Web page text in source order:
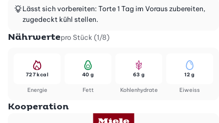
Lässt sich vorbereiten: Torte 1 Tag im Voraus zubereiten,
zugedeckt kühl stellen.
Nährwertepro Stück (1/8)
Energie
727 kcal
Fett
40 g
Kohlenhydrate
63 g
Eiweiss
12 g
Kooperation